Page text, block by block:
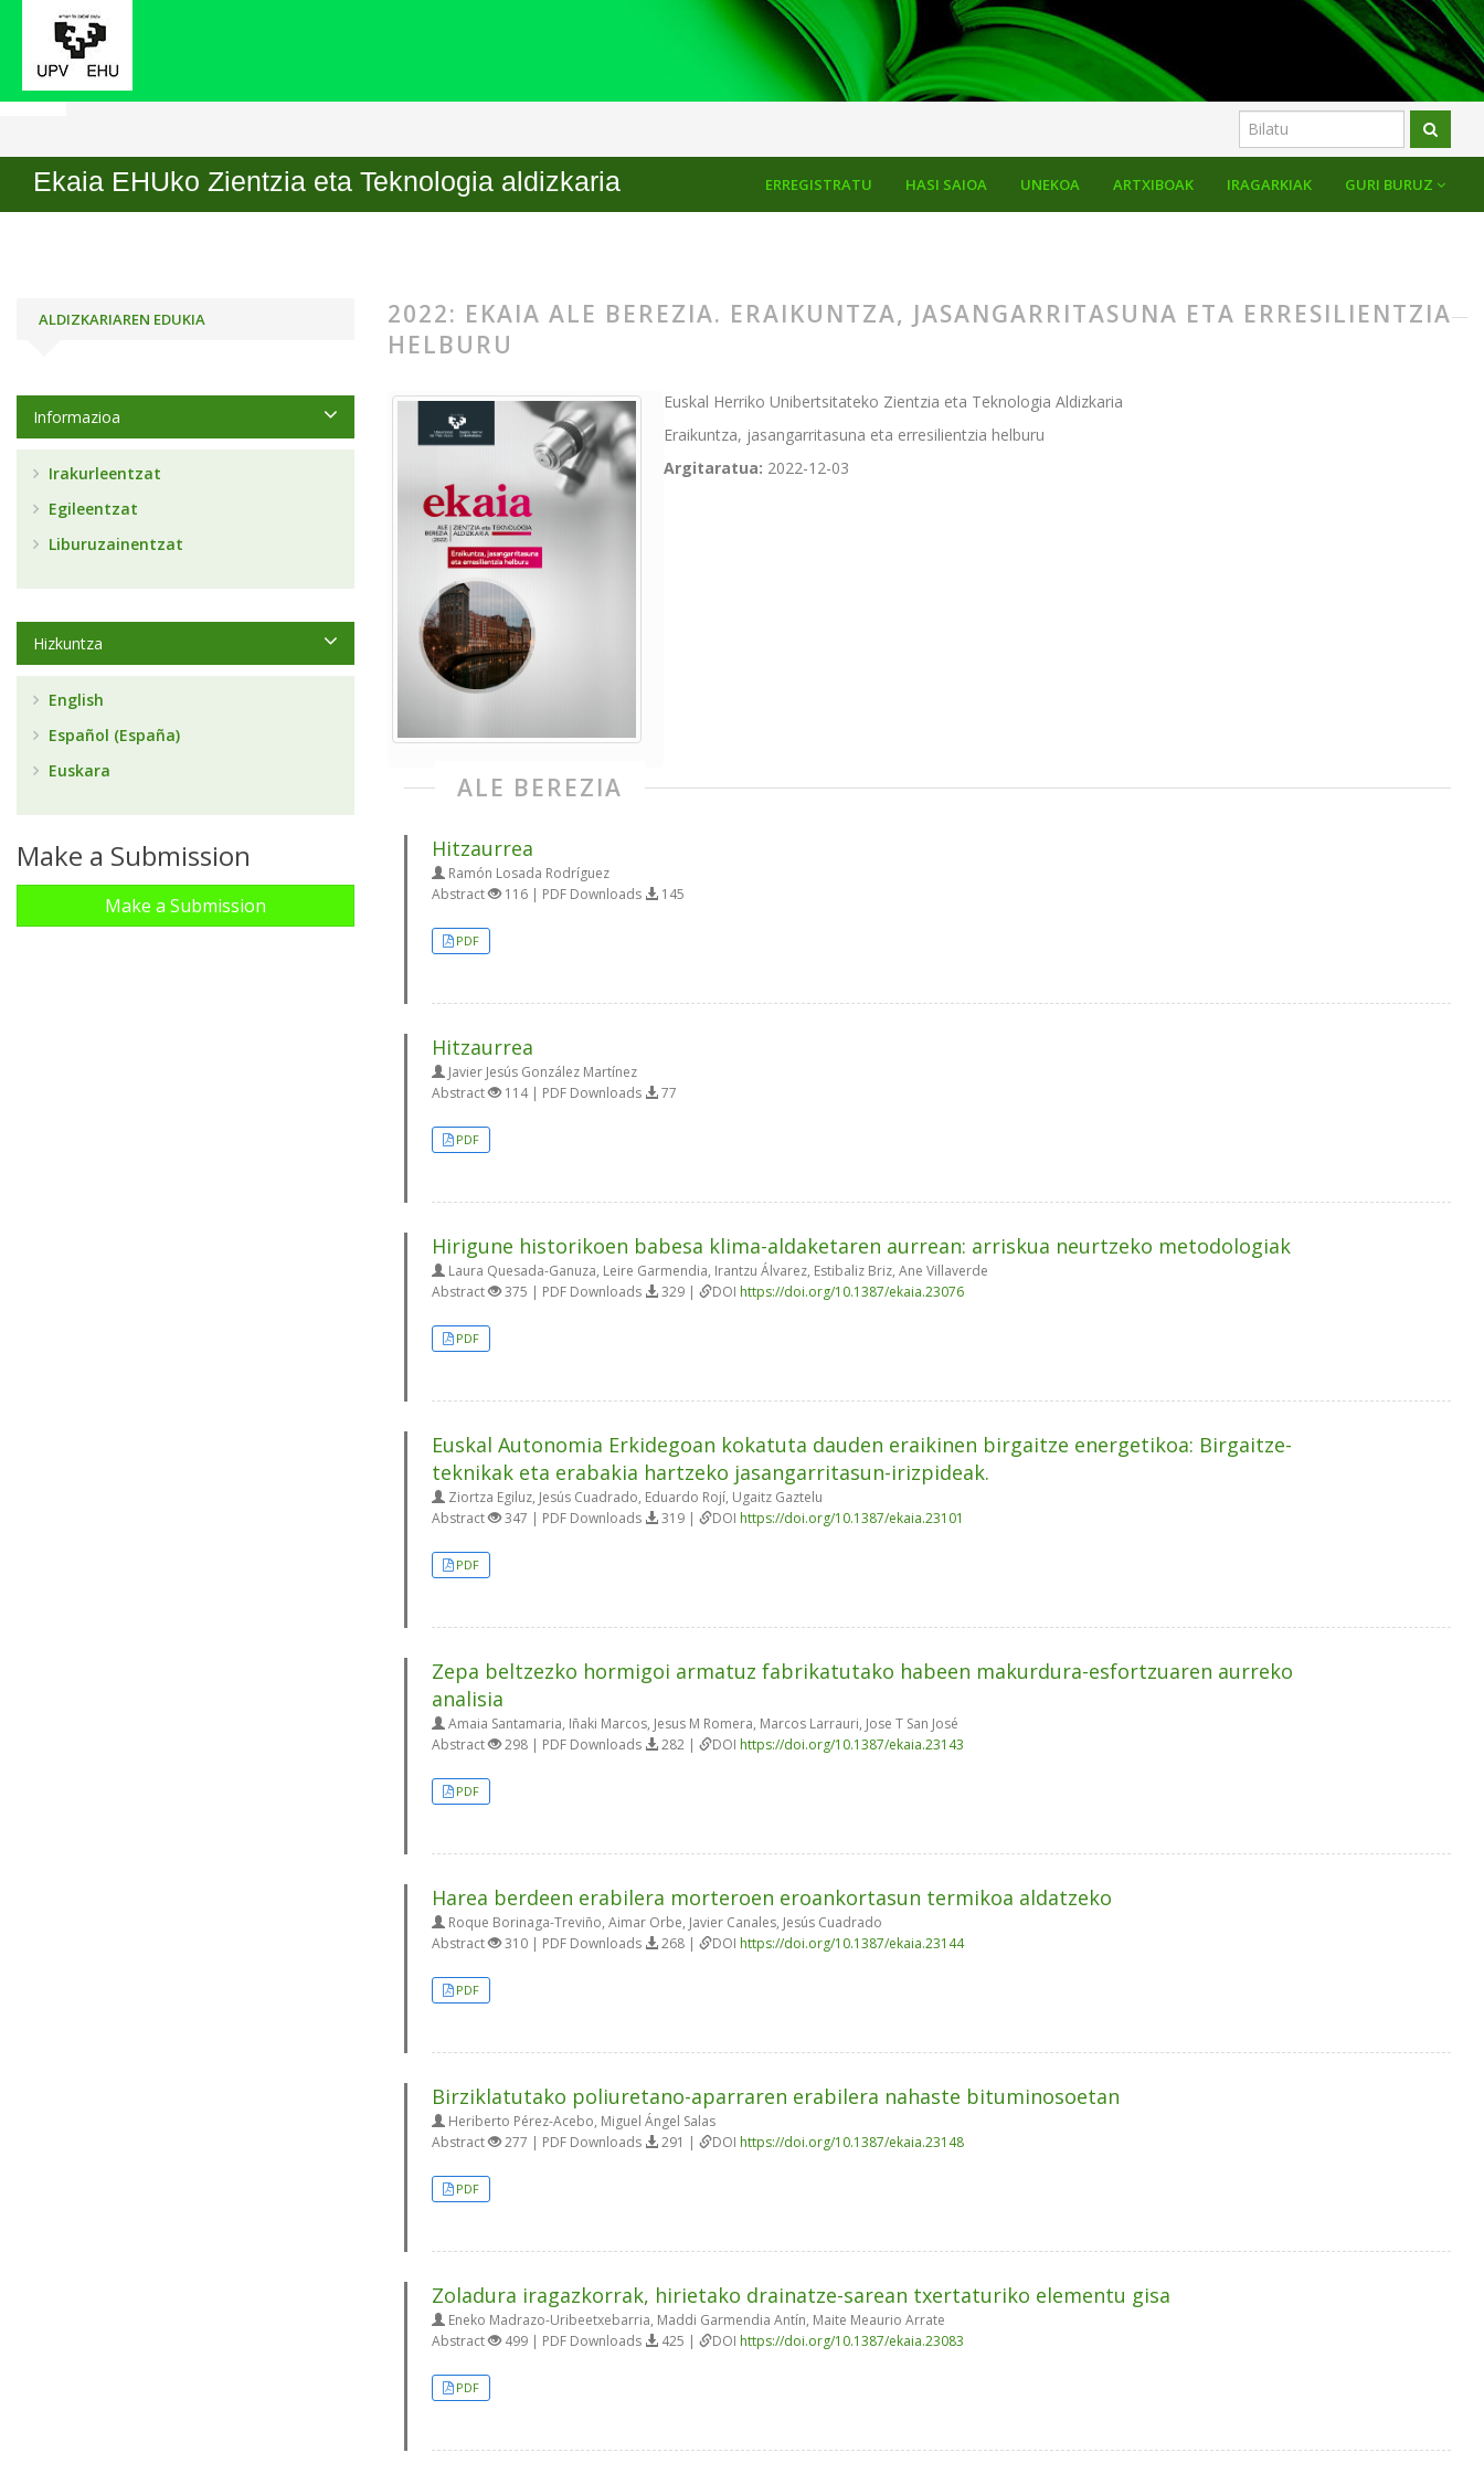
UNEKOA ARTXIBOAK IRAGARKIAK GURI BURUZ
ERREGISTRATU HASI SAIOA
Ekaia EHUko Zientzia eta Teknologia aldizkaria
Hasiera Artxiboak 2022: EKAIA Ale berezia. Eraikuntza, jasangarritasuna eta erresilientzia helburu
2022: EKAIA ALE BEREZIA. ERAIKUNTZA, JASANGARRITASUNA ETA ERRESILIENTZIA
HELBURU
Euskal Herriko Unibertsitateko Zientzia eta Teknologia Aldizkaria
Eraikuntza, jasangarritasuna eta erresilientzia helburu
Argitaratua: 2022-12-03
ALE BEREZIA
Hitzaurrea
Ramón Losada Rodríguez
Abstract
116 | PDF Downloads 145
PDF
Hitzaurrea
Javier Jesús González Martínez
Abstract
114 | PDF Downloads 77
PDF
Hirigune historikoen babesa klima-aldaketaren aurrean: arriskua neurtzeko metodologiak
Laura Quesada-Ganuza, Leire Garmendia, Irantzu Álvarez, Estibaliz Briz, Ane Villaverde
Abstract
375 | PDF Downloads 329 | DOI https://doi.org/10.1387/ekaia.23076
PDF
Euskal Autonomia Erkidegoan kokatuta dauden eraikinen birgaitze energetikoa: Birgaitze-
teknikak eta erabakia hartzeko jasangarritasun-irizpideak.
Ziortza Egiluz, Jesús Cuadrado, Eduardo Rojí, Ugaitz Gaztelu
Abstract
347 | PDF Downloads 319 | DOI https://doi.org/10.1387/ekaia.23101
PDF
Zepa beltzezko hormigoi armatuz fabrikatutako habeen makurdura-esfortzuaren aurreko
analisia
Amaia Santamaria, Iñaki Marcos, Jesus M Romera, Marcos Larrauri, Jose T San José
Abstract
298 | PDF Downloads 282 | DOI https://doi.org/10.1387/ekaia.23143
PDF
Harea berdeen erabilera morteroen eroankortasun termikoa aldatzeko
Roque Borinaga-Treviño, Aimar Orbe, Javier Canales, Jesús Cuadrado
Abstract
310 | PDF Downloads 268 | DOI https://doi.org/10.1387/ekaia.23144
PDF
Birziklatutako poliuretano-aparraren erabilera nahaste bituminosoetan
Heriberto Pérez-Acebo, Miguel Ángel Salas
Abstract
277 | PDF Downloads 291 | DOI https://doi.org/10.1387/ekaia.23148
PDF
Zoladura iragazkorrak, hirietako drainatze-sarean txertaturiko elementu gisa
Eneko Madrazo-Uribeetxebarria, Maddi Garmendia Antín, Maite Meaurio Arrate
Abstract
499 | PDF Downloads 425 | DOI https://doi.org/10.1387/ekaia.23083
PDF
ALDIZKARIAREN EDUKIA
Informazioa
Irakurleentzat
Egileentzat
Liburuzainentzat
Hizkuntza
English
Español (España)
Euskara
Make a Submission
Make a Submission